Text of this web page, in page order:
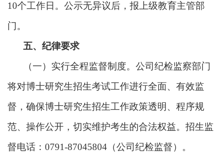
10个工作日。公示无异议后，报上级教育主管部
门。
五、纪律要求
（一）实行全程监督制度。公司纪检监察部门
将对博士研究生招生考试工作进行全面、有效监
督，确保博士研究生招生工作政策透明、程序规
范、操作公开，切实维护考生的合法权益。招生监
督电话： 0791-87045804（公司纪检监督）。